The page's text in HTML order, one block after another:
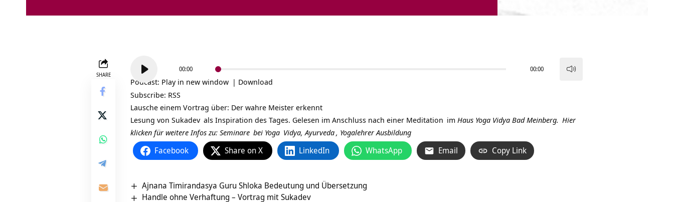
SHARE
Player
00:00 00:00
Podcast: Play in new window | Download
Subscribe: RSS
Lausche einem Vortrag über: Der wahre Meister erkennt
Lesung von Sukadev als Inspiration des Tages. Gelesen im Anschluss nach einer Meditation im Haus Yoga Vidya Bad Meinberg. Hier
klicken für weitere Infos zu: Seminare bei Yoga Vidya,Ayurveda, Yogalehrer Ausbildung
Facebook Share on X LinkedIn WhatsApp Email Copy Link
Ajnana Timirandasya Guru Shloka Bedeutung und Übersetzung
Handle ohne Verhaftung – Vortrag mit Sukadev